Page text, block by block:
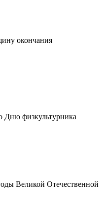
окончания
Дню физкультурника
Великой Отечественной